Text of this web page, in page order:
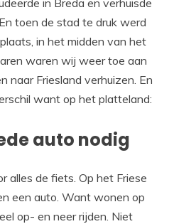
in Breda en verhuisde
toen de stad te druk werd
in het midden van het
waren wij weer toe aan
naar Friesland verhuizen. En
want op het platteland:
auto nodig
alles de fiets. Op het Friese
een auto. Want wonen op
op- en neer rijden. Niet